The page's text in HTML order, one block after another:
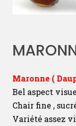
Maronne (
Bel aspect
Chair fine ,
Variété assez